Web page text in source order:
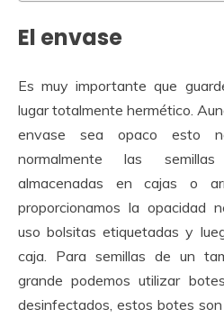
El envase
Es muy importante que
lugar totalmente hermético.
envase sea opaco esto
normalmente las semillas
almacenadas en cajas o
proporcionamos la opacidad
uso bolsitas etiquetadas y
caja. Para semillas de un
grande podemos utilizar
desinfectados, estos botes